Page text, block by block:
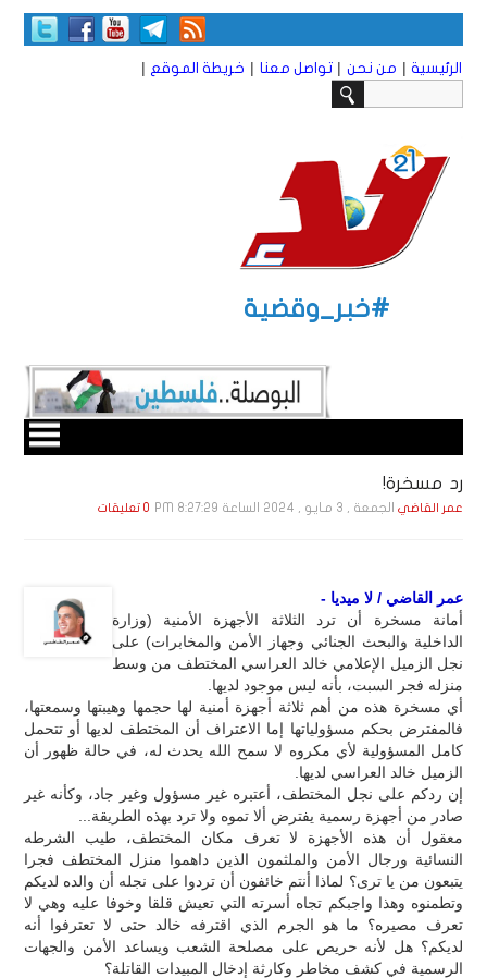
الرئيسية | من نحن | تواصل معنا | خريطة الموقع |
#خبر_وقضية
رد مسخرة!
عمر القاضي الجمعة , 3 مـايـو , 2024 الساعة 8:27:29 PM 0 تعليقات
عمر القاضي / لا ميديا -
أمانة مسخرة أن ترد الثلاثة الأجهزة الأمنية (وزارة
الداخلية والبحث الجنائي وجهاز الأمن والمخابرات) على
نجل الزميل الإعلامي خالد العراسي المختطف من وسط
منزله فجر السبت، بأنه ليس موجود لديها.
أي مسخرة هذه من أهم ثلاثة أجهزة أمنية لها حجمها وهيبتها وسمعتها،
فالمفترض بحكم مسؤولياتها إما الاعتراف أن المختطف لديها أو تتحمل
كامل المسؤولية لأي مكروه لا سمح الله يحدث له، في حالة ظهور أن
الزميل خالد العراسي لديها.
إن ردكم على نجل المختطف، أعتبره غير مسؤول وغير جاد، وكأنه غير
صادر من أجهزة رسمية يفترض ألا تموه ولا ترد بهذه الطريقة...
معقول أن هذه الأجهزة لا تعرف مكان المختطف، طيب الشرطه
النسائية ورجال الأمن والملثمون الذين داهموا منزل المختطف فجرا
يتبعون من يا ترى؟ لماذا أنتم خائفون أن تردوا على نجله أن والده لديكم
وتطمنوه وهذا واجبكم تجاه أسرته التي تعيش قلقا وخوفا عليه وهي لا
تعرف مصيره؟ ما هو الجرم الذي اقترفه خالد حتى لا تعترفوا أنه
لديكم؟ هل لأنه حريص على مصلحة الشعب ويساعد الأمن والجهات
الرسمية في كشف مخاطر وكارثة إدخال المبيدات القاتلة؟